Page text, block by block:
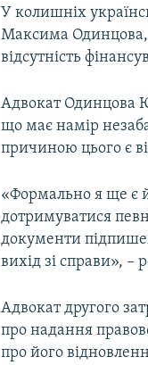
У колишніх
Максима Одинцова,
відсутність
Адвокат Одинцова
що має намір
причиною цього є
«Формально я ще є
дотримуватися
документи
вихід зі справи», –
Адвокат другого
про надання
про його